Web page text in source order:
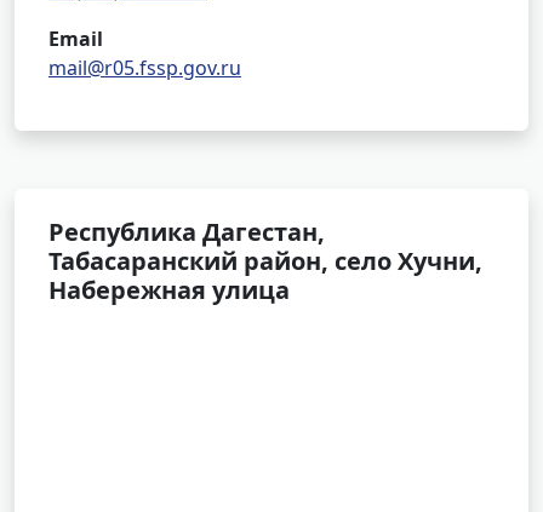
Email
mail@r05.fssp.gov.ru
Республика Дагестан,
Табасаранский район, село Хучни,
Набережная улица